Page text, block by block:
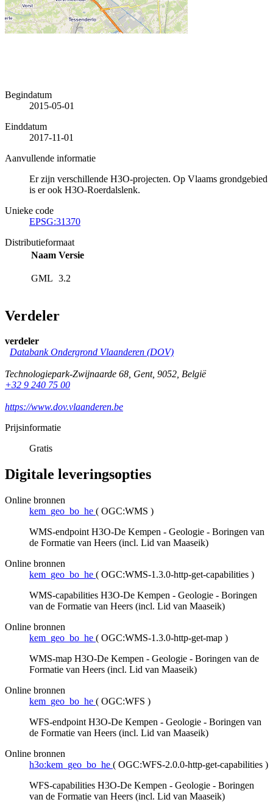
Begindatum
2015-05-01
Einddatum
2017-11-01
Aanvullende informatie
Er zijn verschillende H3O-projecten. Op Vlaams grondgebied
is er ook H3O-Roerdalslenk.
Unieke code
EPSG:31370
Distributieformaat
Naam Versie
GML 3.2
Verdeler
verdeler
Databank Ondergrond Vlaanderen (DOV)
Technologiepark-Zwijnaarde 68, Gent, 9052, België
+32 9 240 75 00
https://www.dov.vlaanderen.be
Prijsinformatie
Gratis
Digitale leveringsopties
Online bronnen
kem_geo_bo_he ( OGC:WMS )
WMS-endpoint H3O-De Kempen - Geologie - Boringen van
de Formatie van Heers (incl. Lid van Maaseik)
Online bronnen
kem_geo_bo_he ( OGC:WMS-1.3.0-http-get-capabilities )
WMS-capabilities H3O-De Kempen - Geologie - Boringen
van de Formatie van Heers (incl. Lid van Maaseik)
Online bronnen
kem_geo_bo_he ( OGC:WMS-1.3.0-http-get-map )
WMS-map H3O-De Kempen - Geologie - Boringen van de
Formatie van Heers (incl. Lid van Maaseik)
Online bronnen
kem_geo_bo_he ( OGC:WFS )
WFS-endpoint H3O-De Kempen - Geologie - Boringen van
de Formatie van Heers (incl. Lid van Maaseik)
Online bronnen
h3o:kem_geo_bo_he ( OGC:WFS-2.0.0-http-get-capabilities )
WFS-capabilities H3O-De Kempen - Geologie - Boringen
van de Formatie van Heers (incl. Lid van Maaseik)